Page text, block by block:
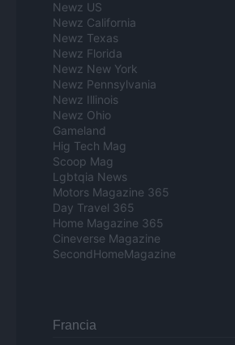
Newz US
Newz California
Newz Texas
Newz Florida
Newz New York
Newz Pennsylvania
Newz Illinois
Newz Ohio
Gameland
Hig Tech Mag
Scoop Mag
Lgbtqia News
Motors Magazine 365
Day Travel 365
Home Magazine 365
Cineverse Magazine
SecondHomeMagazine
Francia